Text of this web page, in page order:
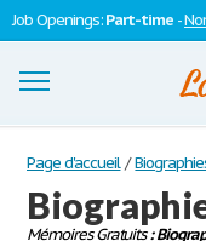
Job Openings:Part-time -
Dissertations
S'inscrire
Page d'accueil /
Mémoires Gratuits: